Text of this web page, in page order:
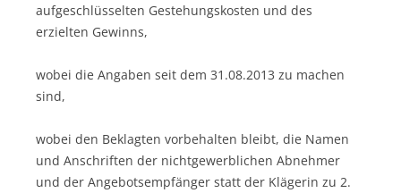
aufgeschlüsselten Gestehungskosten und des
erzielten Gewinns,
wobei die Angaben seit dem 31.08.2013 zu machen
sind,
wobei den Beklagten vorbehalten bleibt, die Namen
und Anschriften der nichtgewerblichen Abnehmer
und der Angebotsempfänger statt der Klägerin zu 2.